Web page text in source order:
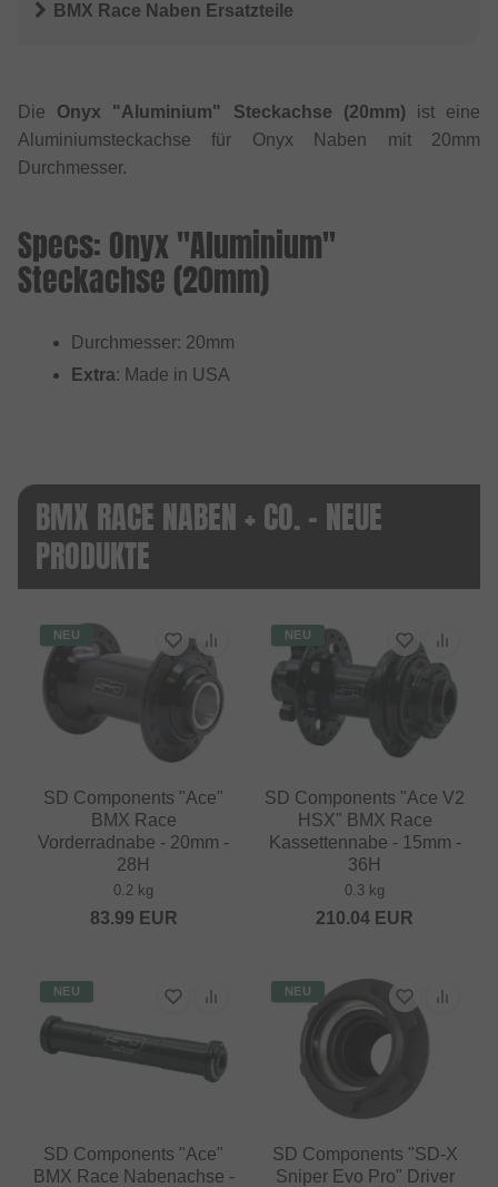
BMX Race Naben Ersatzteile
Die Onyx "Aluminium" Steckachse (20mm)ist eine
Aluminiumsteckachse für Onyx Naben mit 20mm
Durchmesser.
Specs: Onyx "Aluminium"
Steckachse (20mm)
Durchmesser: 20mm
Extra: Made in USA
BMX RACE NABEN + CO. - NEUE
PRODUKTE
NEU
SD Components "Ace"
BMX Race
Vorderradnabe - 20mm -
28H
0.2 kg
83.99 EUR
NEU
SD Components "Ace V2
HSX" BMX Race
Kassettennabe - 15mm -
36H
0.3 kg
210.04 EUR
NEU
SD Components "Ace"
BMX Race Nabenachse -
NEU
SD Components "SD-X
Sniper Evo Pro" Driver